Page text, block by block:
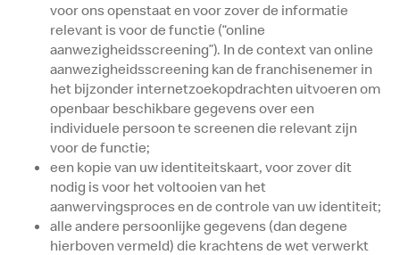
voor ons openstaat en voor zover de informatie
relevant is voor de functie (“online
aanwezigheidsscreening”). In de context van online
aanwezigheidsscreening kan de franchisenemer in
het bijzonder internetzoekopdrachten uitvoeren om
openbaar beschikbare gegevens over een
individuele persoon te screenen die relevant zijn
voor de functie;
een kopie van uw identiteitskaart, voor zover dit
nodig is voor het voltooien van het
aanwervingsproces en de controle van uw identiteit;
alle andere persoonlijke gegevens (dan degene
hierboven vermeld) die krachtens de wet verwerkt